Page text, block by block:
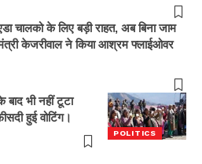
चालको के लिए बड़ी राहत, अब बिना जाम
केजरीवाल ने किया आश्रम फ्लाईओवर
POLITICS
भी नहीं टूटा
हुई वोटिंग।